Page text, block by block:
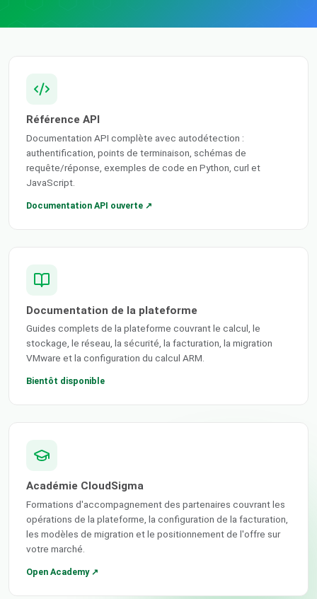
Référence API
Documentation API complète avec autodétection :
authentification, points de terminaison, schémas de
requête/réponse, exemples de code en Python, curl et
JavaScript.
Documentation API ouverte ↗
Documentation de la plateforme
Guides complets de la plateforme couvrant le calcul, le
stockage, le réseau, la sécurité, la facturation, la migration
VMware et la configuration du calcul ARM.
Bientôt disponible
Académie CloudSigma
Formations d'accompagnement des partenaires couvrant les
opérations de la plateforme, la configuration de la facturation,
les modèles de migration et le positionnement de l'offre sur
votre marché.
Open Academy ↗